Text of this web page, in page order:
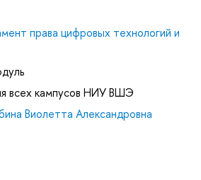
права цифровых технологий и
всех кампусов НИУ ВШЭ
Виолетта Александровна